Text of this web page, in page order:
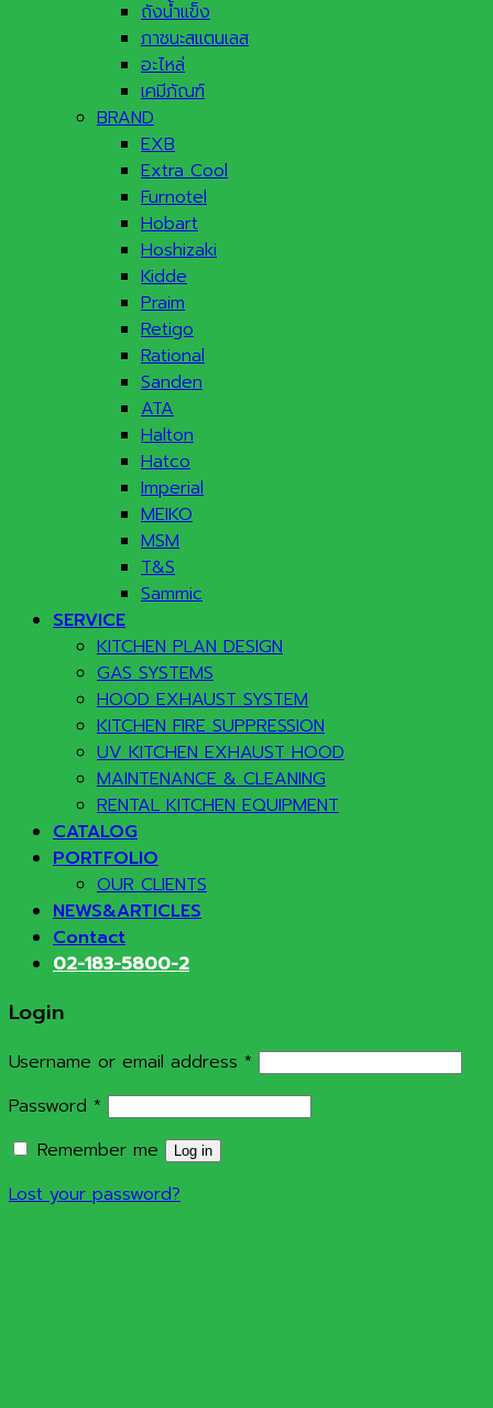
ถังน้ำแข็ง
ภาชนะสแตนเลส
อะไหล่
เคมีภัณฑ์
BRAND
EXB
Extra Cool
Furnotel
Hobart
Hoshizaki
Kidde
Praim
Retigo
Rational
Sanden
ATA
Halton
Hatco
Imperial
MEIKO
MSM
T&S
Sammic
SERVICE
KITCHEN PLAN DESIGN
GAS SYSTEMS
HOOD EXHAUST SYSTEM
KITCHEN FIRE SUPPRESSION
UV KITCHEN EXHAUST HOOD
MAINTENANCE & CLEANING
RENTAL KITCHEN EQUIPMENT
CATALOG
PORTFOLIO
OUR CLIENTS
NEWS&ARTICLES
Contact
02-183-5800-2
Login
Username or email address * Required
Password * Required
Remember me
Log in
Lost your password?